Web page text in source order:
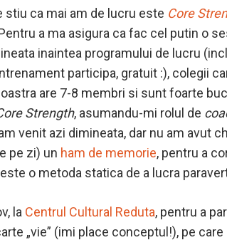
stiu ca mai am de lucru este Core
a ma asigura ca fac cel putin o
inaintea programului de lucru
participa, gratuit :), colegii
are 7-8 membri si sunt foarte
Strength, asumandu-mi rolul de
venit azi dimineata, dar nu am avut
pe zi) un ham de memorie, pentru a
o metoda statica de a lucra
la Centrul Cultural Reduta, pentru a
„vie” (imi place conceptul!), pe